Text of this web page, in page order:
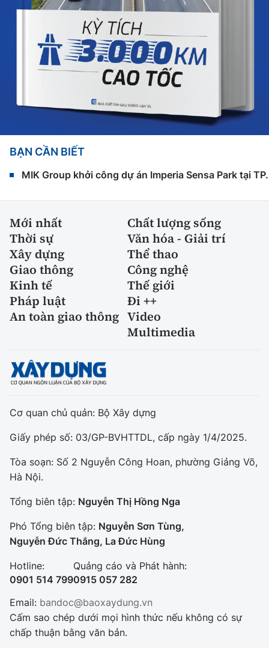
BẠN CẦN BIẾT
MIK Group khởi công dự án Imperia Sensa Park tại
Mới nhất
Chất lượng sống
Thời sự
Văn hóa - Giải trí
Xây dựng
Thể thao
Giao thông
Công nghệ
Kinh tế
Thế giới
Pháp luật
Đi ++
An toàn giao thông Video
Multimedia
Cơ quan chủ quản: Bộ Xây dựng
Giấy phép số: 03/GP-BVHTTDL, cấp ngày 1/4/2025.
Tòa soạn: Số 2 Nguyễn Công Hoan, phường Giảng Võ,
Hà Nội.
Tổng biên tập: Nguyễn Thị Hồng Nga
Phó Tổng biên tập: Nguyễn Sơn Tùng,
Nguyễn Đức Thắng, La Đức Hùng
Hotline:
0901 514 799
Quảng cáo và Phát hành:
0915 057 282
Email: bandoc@baoxaydung.vn
Cấm sao chép dưới mọi hình thức nếu không có sự
chấp thuận bằng văn bản.